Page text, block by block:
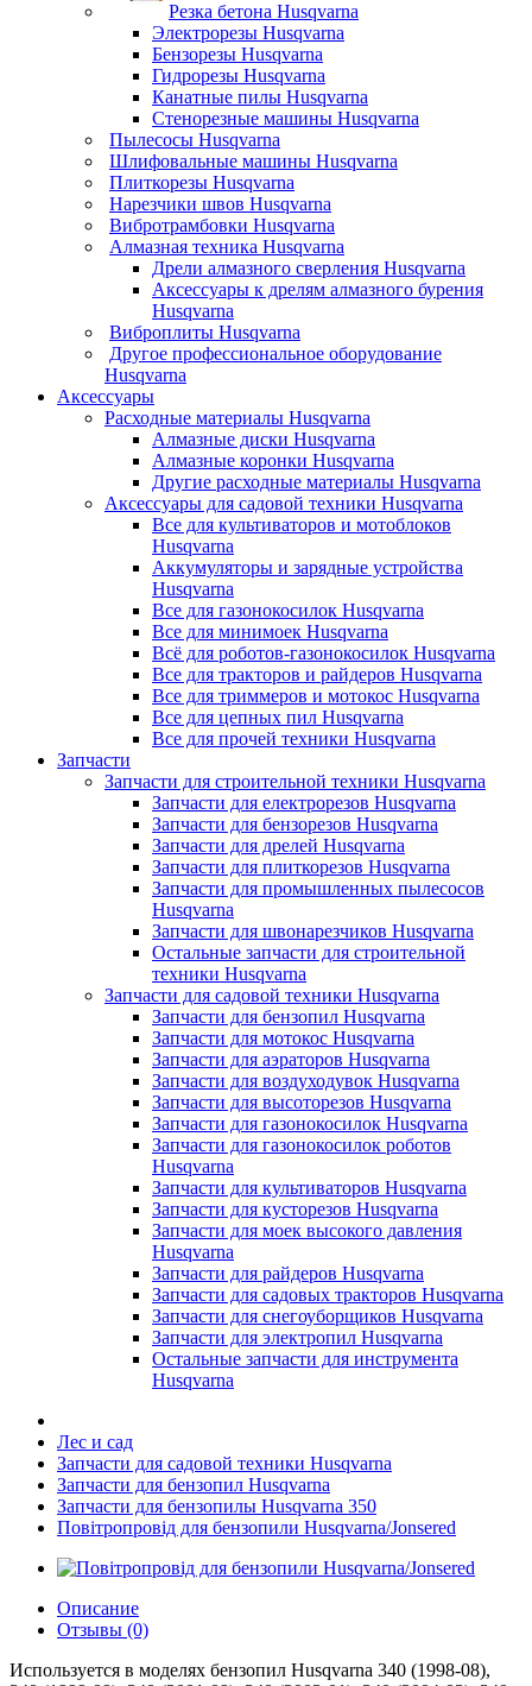
Резка бетона Husqvarna
Электрорезы Husqvarna
Бензорезы Husqvarna
Гидрорезы Husqvarna
Канатные пилы Husqvarna
Стенорезные машины Husqvarna
Пылесосы Husqvarna
Шлифовальные машины Husqvarna
Плиткорезы Husqvarna
Нарезчики швов Husqvarna
Вибротрамбовки Husqvarna
Алмазная техника Husqvarna
Дрели алмазного сверления Husqvarna
Аксессуары к дрелям алмазного бурения
Husqvarna
Виброплиты Husqvarna
Другое профессиональное оборудование
Husqvarna
Аксессуары
Расходные материалы Husqvarna
Алмазные диски Husqvarna
Алмазные коронки Husqvarna
Другие расходные материалы Husqvarna
Аксессуары для садовой техники Husqvarna
Все для культиваторов и мотоблоков
Husqvarna
Аккумуляторы и зарядные устройства
Husqvarna
Все для газонокосилок Husqvarna
Все для минимоек Husqvarna
Всё для роботов-газонокосилок Husqvarna
Все для тракторов и райдеров Husqvarna
Все для триммеров и мотокос Husqvarna
Все для цепных пил Husqvarna
Все для прочей техники Husqvarna
Запчасти
Запчасти для строительной техники Husqvarna
Запчасти для електрорезов Husqvarna
Запчасти для бензорезов Husqvarna
Запчасти для дрелей Husqvarna
Запчасти для плиткорезов Husqvarna
Запчасти для промышленных пылесосов
Husqvarna
Запчасти для швонарезчиков Husqvarna
Остальные запчасти для строительной
техники Husqvarna
Запчасти для садовой техники Husqvarna
Запчасти для бензопил Husqvarna
Запчасти для мотокос Husqvarna
Запчасти для аэраторов Husqvarna
Запчасти для воздуходувок Husqvarna
Запчасти для высоторезов Husqvarna
Запчасти для газонокосилок Husqvarna
Запчасти для газонокосилок роботов
Husqvarna
Запчасти для культиваторов Husqvarna
Запчасти для кусторезов Husqvarna
Запчасти для моек высокого давления
Husqvarna
Запчасти для райдеров Husqvarna
Запчасти для садовых тракторов Husqvarna
Запчасти для снегоуборщиков Husqvarna
Запчасти для электропил Husqvarna
Остальные запчасти для инструмента
Husqvarna
Лес и сад
Запчасти для садовой техники Husqvarna
Запчасти для бензопил Husqvarna
Запчасти для бензопилы Husqvarna 350
Повітропровід для бензопили Husqvarna/Jonsered
Описание
Отзывы (0)
Используется в моделях бензопил Husqvarna 340 (1998-08),